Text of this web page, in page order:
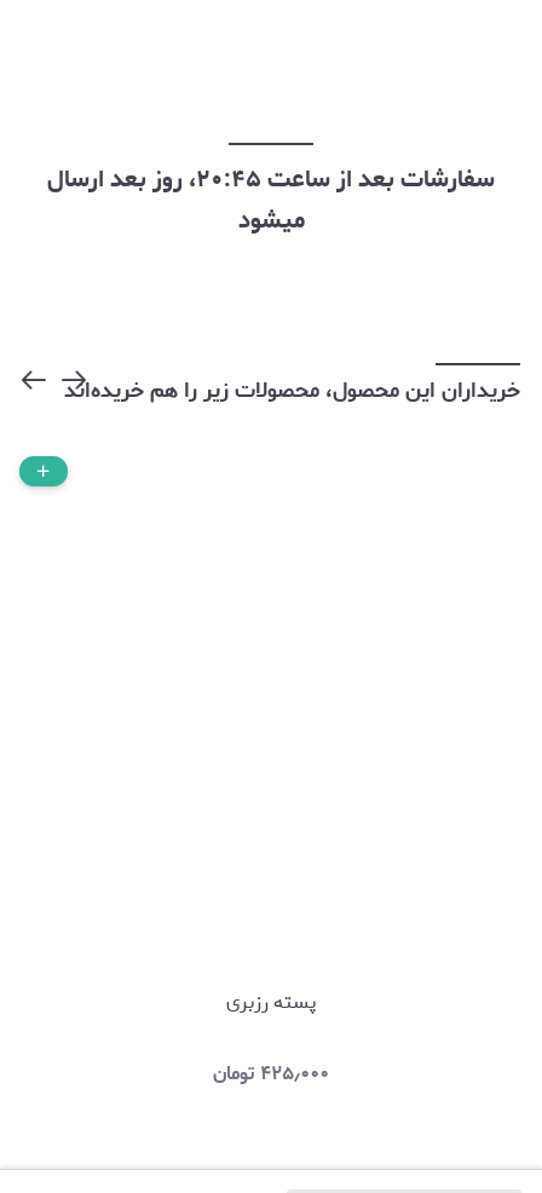
سفارشات بعد از ساعت ۲۰:۴۵، روز بعد ارسال
میشود
خریداران این محصول، محصولات زیر را هم خریده‌اند
پسته رزبری
۴۲۵٫۰۰۰ تومان